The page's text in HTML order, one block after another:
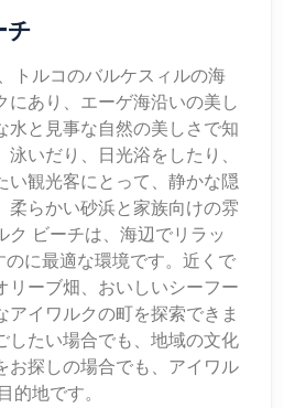
チ
トルコのバルケスィルの海
にあり、エーゲ海沿いの美し
水と見事な自然の美しさで知
いだり、日光浴をしたり、
い観光客にとって、静かな隠
柔らかい砂浜と家族向けの雰
ク ビーチは、海辺でリラッ
のに最適な環境です。近くで
リーブ畑、おいしいシーフー
アイワルクの町を探索できま
したい場合でも、地域の文化
お探しの場合でも、アイワル
的地です。